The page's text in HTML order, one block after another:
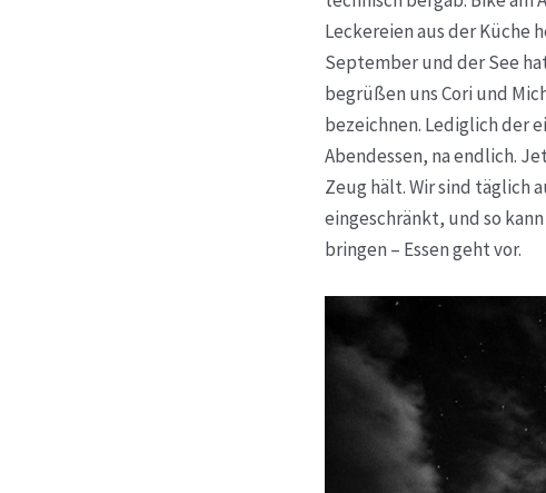
Leckereien aus der Küche
September und der See
begrüßen uns Cori und
bezeichnen. Lediglich der
Abendessen, na endlich.
Zeug hält. Wir sind täglich
eingeschränkt, und so
bringen – Essen geht vor.